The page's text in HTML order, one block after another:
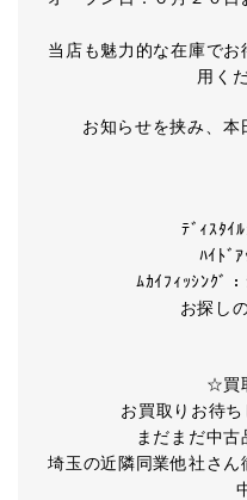
当店も魅力的な在庫でお
用く
お知らせを挟み、
ﾃﾞｨｽﾀｲ
ﾊｲﾄﾞ
ﾑｶｲﾌｨｯｼﾝｸﾞ
お探し
☆買
お買取りお待
まだまだ中古
埼玉の近隣同業他社さ